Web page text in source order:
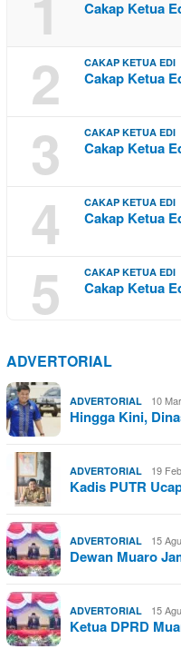
Cakap Ketua
2 CAKAP KETUA EDI
Cakap Ketua
3 CAKAP KETUA EDI
Cakap Ketua
4 CAKAP KETUA EDI
Cakap Ketua
5 CAKAP KETUA EDI
Cakap Ketua
ADVERTORIAL
ADVERTORIAL 10
Hingga Kini,
ADVERTORIAL 19
Kadis PUTR
ADVERTORIAL 15
Dewan Muaro
ADVERTORIAL 15
Ketua DPRD